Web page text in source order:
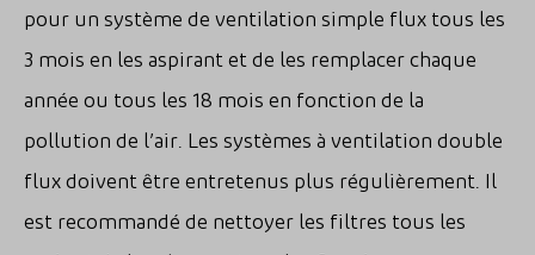
pour un système de ventilation simple flux tous les
3 mois en les aspirant et de les remplacer chaque
année ou tous les 18 mois en fonction de la
pollution de l’air. Les systèmes à ventilation double
flux doivent être entretenus plus régulièrement. Il
est recommandé de nettoyer les filtres tous les